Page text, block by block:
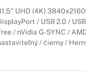
zábave
od očí, a vy tak
UHD (4K)
/ USB 2.0 /
/ nVidia G-SYNC /
/ čierny /